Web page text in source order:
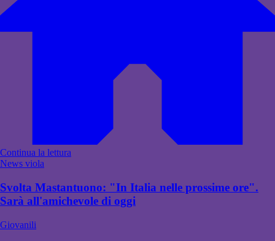
Continua la lettura
News viola
Svolta Mastantuono: "In Italia nelle prossime ore".
Sarà all'amichevole di oggi
Giovanili